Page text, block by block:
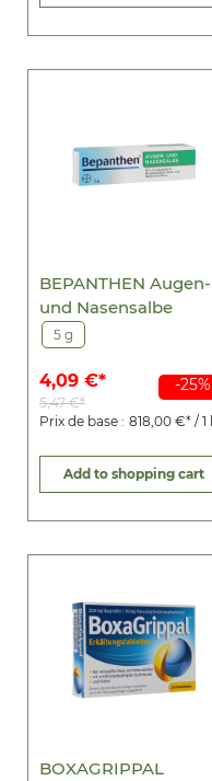
-25%
BEPANTHEN Augen-
und Nasensalbe
5 g
4,09 €*
5,47 €*
Prix de base : 818,00 €* / 1
Add to shopping cart
BOXAGRIPPAL